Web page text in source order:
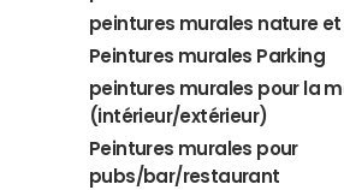
peintures murales nature
Peintures murales Parking
peintures murales pour la
(intérieur/extérieur)
Peintures murales pour
pubs/bar/restaurant